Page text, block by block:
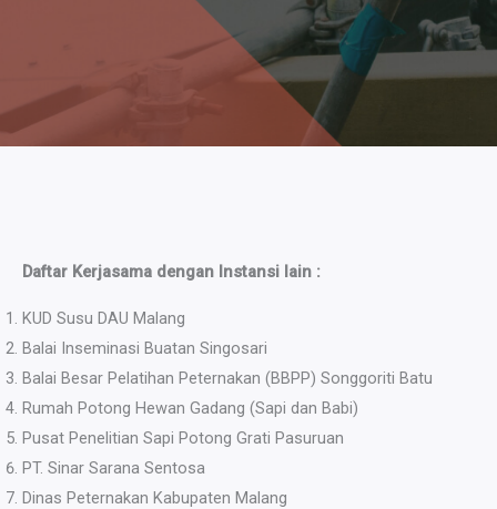
Daftar Kerjasama dengan Instansi lain :
KUD Susu DAU Malang
Balai Inseminasi Buatan Singosari
Balai Besar Pelatihan Peternakan (BBPP) Songgoriti Batu
Rumah Potong Hewan Gadang (Sapi dan Babi)
Pusat Penelitian Sapi Potong Grati Pasuruan
PT. Sinar Sarana Sentosa
Dinas Peternakan Kabupaten Malang